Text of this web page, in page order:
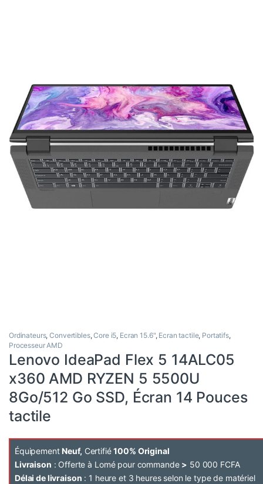
Ordinateurs,Convertibles,Core i5, Ecran 15.6", Ecran tactile, Portatifs,
Processeur AMD
Lenovo IdeaPad Flex 5 14ALC05
x360 AMD RYZEN 5 5500U
8Go/512 Go SSD, Écran 14 Pouces
tactile
Équipement Neuf, Certifié100% Original
Livraison : Offerte à Lomé pour commande > 50 000 FCFA
Délai de livraison : 1 heure et 3 heures selon le type de matériel